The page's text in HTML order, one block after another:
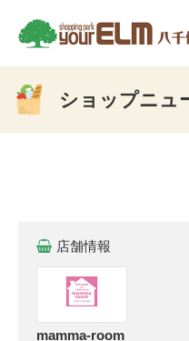
ショップニュ
店舗情報
mamma-room